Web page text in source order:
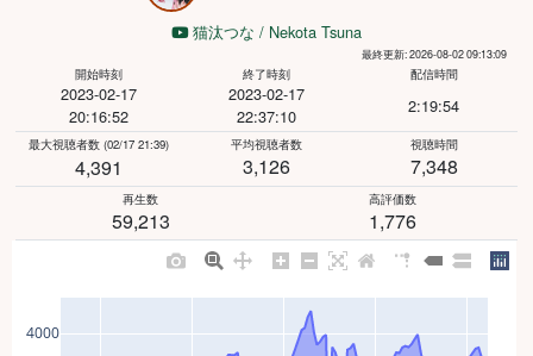
猫汰つな / Nekota Tsuna
最終更新: 2026-08-02 09:13:09
開始時刻
2023-02-17
20:16:52
終了時刻
2023-02-17
22:37:10
配信時間
2:19:54
最大視聴者数 (02/17 21:39)
4,391
平均視聴者数
3,126
視聴時間
7,348
再生数
59,213
高評価数
1,776
4000